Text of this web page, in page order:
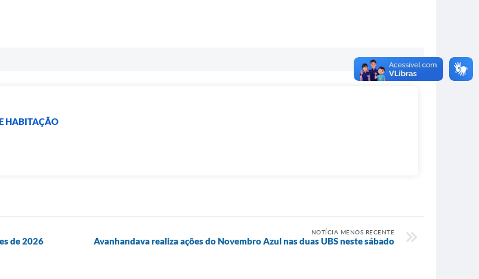
HABITAÇÃO
de 2026
NOTÍCIA MENOS RECENTE
Avanhandava realiza ações do Novembro Azul nas duas UBS neste sábado